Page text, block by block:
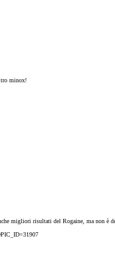
minox!
migliori risultati del Rogaine, ma non